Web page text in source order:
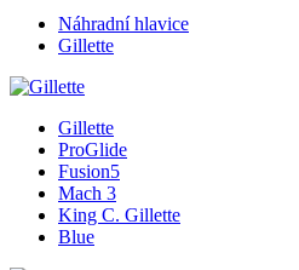
Náhradní hlavice
Gillette
Gillette
ProGlide
Fusion5
Mach 3
King C. Gillette
Blue